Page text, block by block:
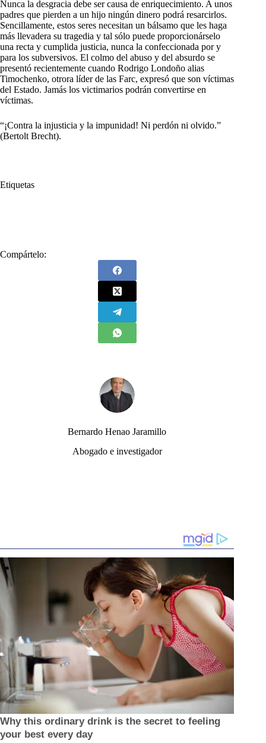
Nunca la desgracia debe ser causa de enriquecimiento. A unos
padres que pierden a un hijo ningún dinero podrá resarcirlos.
Sencillamente, estos seres necesitan un bálsamo que les haga
más llevadera su tragedia y tal sólo puede proporcionárselo
una recta y cumplida justicia, nunca la confeccionada por y
para los subversivos. El colmo del abuso y del absurdo se
presentó recientemente cuando Rodrigo Londoño alias
Timochenko, otrora líder de las Farc, expresó que son víctimas
del Estado. Jamás los victimarios podrán convertirse en
víctimas.
“¡Contra la injusticia y la impunidad! Ni perdón ni olvido.”
(Bertolt Brecht).
Etiquetas
Compártelo:
Bernardo Henao Jaramillo
Abogado e investigador